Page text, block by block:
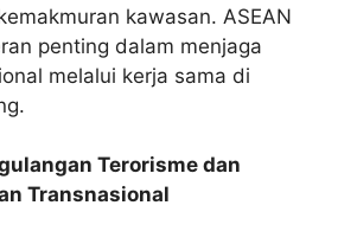
kawasan. ASEAN
penting dalam menjaga
melalui kerja sama di
Terorisme dan
Transnasional